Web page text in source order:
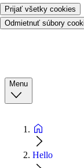
Prijať všetky cookies
Odmietnuť súbory
Menu
Hello